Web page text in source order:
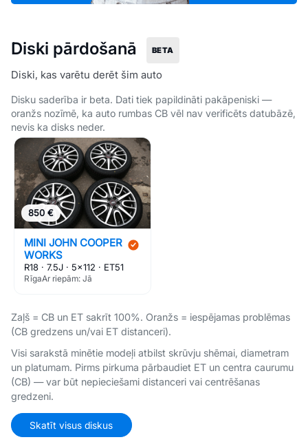
Diski pārdošanā BETA
Diski, kas varētu derēt šim auto
Disku saderība ir beta. Dati tiek papildināti pakāpeniski —
oranžs nozīmē, ka auto rumbas CB vēl nav verificēts datubāzē,
nevis ka disks neder.
850 €
MINI JOHN COOPER
WORKS
R18 · 7.5J · 5×112 · ET51
RīgaAr riepām: Jā
Zaļš = CB un ET sakrīt 100%. Oranžs = iespējamas problēmas
(CB gredzens un/vai ET distanceri).
Visi sarakstā minētie modeļi atbilst skrūvju shēmai, diametram
un platumam. Pirms pirkuma pārbaudiet ET un centra caurumu
(CB) — var būt nepieciešami distanceri vai centrēšanas
gredzeni.
Skatīt visus diskus